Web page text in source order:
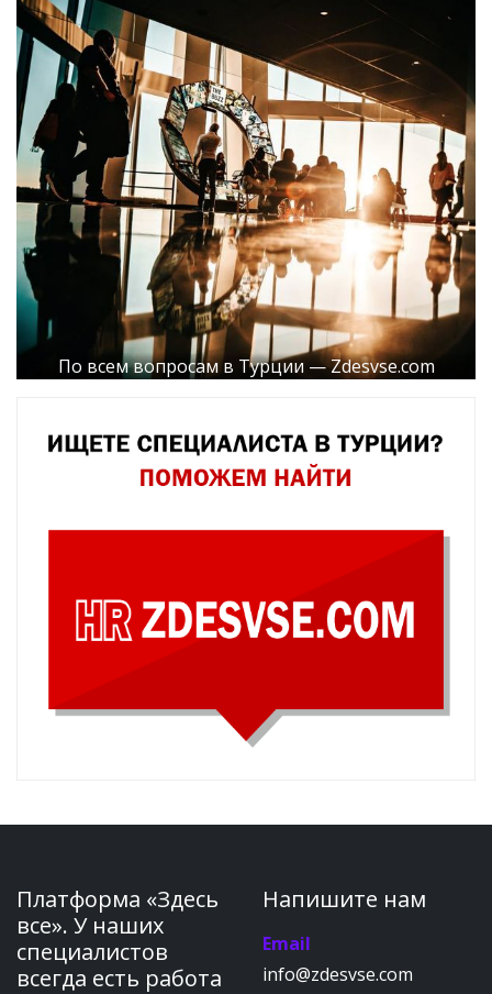
По всем вопросам в Турции — Zdesvse.com
Платформа «Здесь
все». У наших
специалистов
всегда есть работа
Напишите нам
Email
info@zdesvse.com